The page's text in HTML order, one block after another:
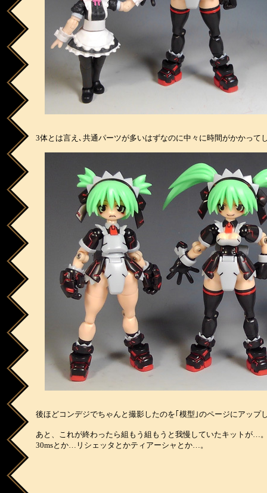
3体とは言え､共通パーツが多いはずなのに中々に時間がかかっ
後ほどコンデジでちゃんと撮影したのを｢模型｣のページにアップ
あと、これが終わったら組もう組もうと我慢していたキットが…
30msとか…リシェッタとかティアーシャとか…。